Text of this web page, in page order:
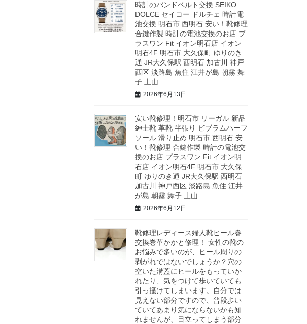
時計のバンドベルト交換 SEIKO
DOLCE セイコー ドルチェ 時計電
池交換 明石市 西明石 安い！靴修理
合鍵作製 時計の電池交換のお店 プ
ラスワン Fit イオン明石店 イオン
明石4F 明石市 大久保町 ゆりのき
通 JR大久保駅 西明石 加古川 神戸
西区 淡路島 魚住 江井が島 朝霧 舞
子 土山
2026年6月13日
安い靴修理！明石市 リーガル 新品
紳士靴 革靴 半張り ビブラムハーフ
ソール 滑り止め 明石市 西明石 安
い！靴修理 合鍵作製 時計の電池交
換のお店 プラスワン Fit イオン明
石店 イオン明石4F 明石市 大久保
町 ゆりのき通 JR大久保駅 西明石
加古川 神戸西区 淡路島 魚住 江井
が島 朝霧 舞子 土山
2026年6月12日
靴修理レディース婦人靴ヒール巻
交換巻革かかと修理！ 女性の靴の
お悩みで多いのが、ヒール周りの
剥がれではないでしょうか？穴の
空いた溝蓋にヒールをもっていか
れたり、気をつけて歩いていても
引っ掻けてしまいます。自分では
見えない部分ですので、普段歩い
ていてあまり気にならないかも知
れませんが、目立ってしまう部分